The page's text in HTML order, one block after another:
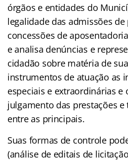
órgãos e entidades do
legalidade das admissões de
concessões de
e analisa denúncias e
cidadão sobre matéria de
instrumentos de atuação as
especiais e extraordinárias e
julgamento das prestações
entre as principais.
Suas formas de controle
(análise de editais de